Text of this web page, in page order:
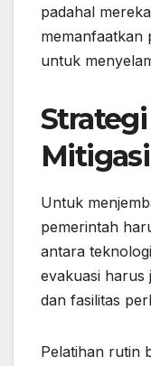
padahal
memanfaatkan
untuk
Mitigasi
Untuk
pemerintah
antara
evakuasi harus
dan fasilitas
Pelatihan rutin